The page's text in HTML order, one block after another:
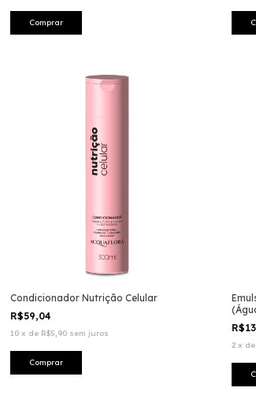
Condicionador Nutrição Celular
R$59,04
10 x de R$5,90 sem juros
2 x de